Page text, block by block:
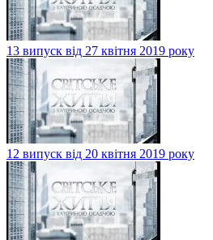
13 випуск від 27 квітня 2019 року
12 випуск від 20 квітня 2019 року